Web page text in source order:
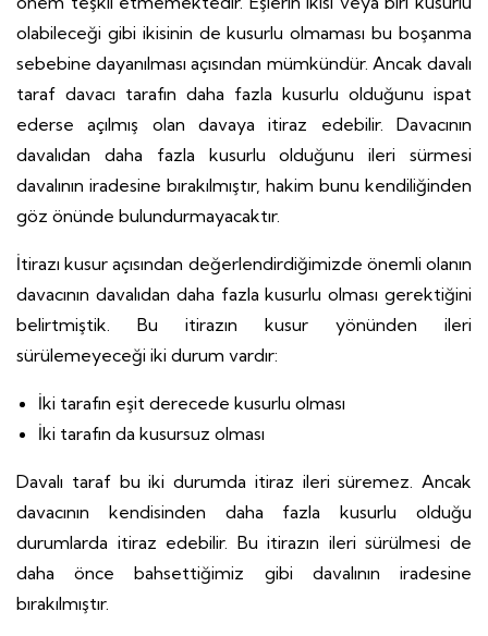
olabileceği gibi ikisinin de kusurlu olmaması bu boşanma
sebebine dayanılması açısından mümkündür. Ancak davalı
taraf davacı tarafın daha fazla kusurlu olduğunu ispat
ederse açılmış olan davaya itiraz edebilir. Davacının
davalıdan daha fazla kusurlu olduğunu ileri sürmesi
davalının iradesine bırakılmıştır, hakim bunu kendiliğinden
göz önünde bulundurmayacaktır.
İtirazı kusur açısından değerlendirdiğimizde önemli olanın
davacının davalıdan daha fazla kusurlu olması gerektiğini
belirtmiştik. Bu itirazın kusur yönünden ileri
sürülemeyeceği iki durum vardır:
İki tarafın eşit derecede kusurlu olması
İki tarafın da kusursuz olması
Davalı taraf bu iki durumda itiraz ileri süremez. Ancak
davacının kendisinden daha fazla kusurlu olduğu
durumlarda itiraz edebilir. Bu itirazın ileri sürülmesi de
daha önce bahsettiğimiz gibi davalının iradesine
bırakılmıştır.